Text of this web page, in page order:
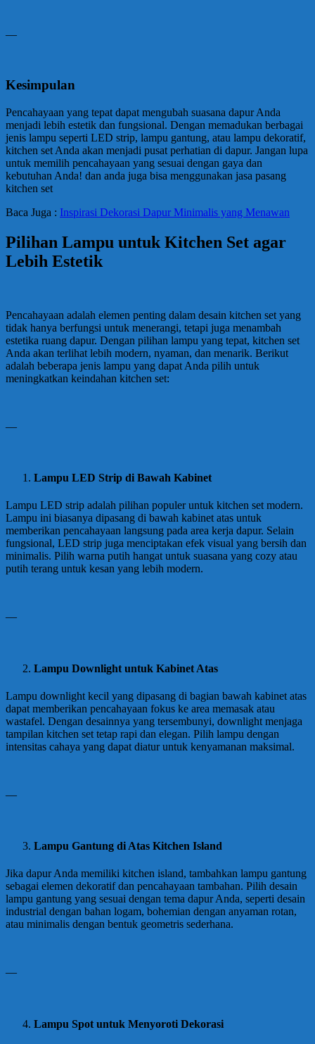
—
Kesimpulan
Pencahayaan yang tepat dapat mengubah suasana dapur Anda
menjadi lebih estetik dan fungsional. Dengan memadukan berbagai
jenis lampu seperti LED strip, lampu gantung, atau lampu dekoratif,
kitchen set Anda akan menjadi pusat perhatian di dapur. Jangan lupa
untuk memilih pencahayaan yang sesuai dengan gaya dan
kebutuhan Anda! dan anda juga bisa menggunakan jasa pasang
kitchen set
Baca Juga : Inspirasi Dekorasi Dapur Minimalis yang Menawan
Pilihan Lampu untuk Kitchen Set agar
Lebih Estetik
Pencahayaan adalah elemen penting dalam desain kitchen set yang
tidak hanya berfungsi untuk menerangi, tetapi juga menambah
estetika ruang dapur. Dengan pilihan lampu yang tepat, kitchen set
Anda akan terlihat lebih modern, nyaman, dan menarik. Berikut
adalah beberapa jenis lampu yang dapat Anda pilih untuk
meningkatkan keindahan kitchen set:
—
Lampu LED Strip di Bawah Kabinet
Lampu LED strip adalah pilihan populer untuk kitchen set modern.
Lampu ini biasanya dipasang di bawah kabinet atas untuk
memberikan pencahayaan langsung pada area kerja dapur. Selain
fungsional, LED strip juga menciptakan efek visual yang bersih dan
minimalis. Pilih warna putih hangat untuk suasana yang cozy atau
putih terang untuk kesan yang lebih modern.
—
Lampu Downlight untuk Kabinet Atas
Lampu downlight kecil yang dipasang di bagian bawah kabinet atas
dapat memberikan pencahayaan fokus ke area memasak atau
wastafel. Dengan desainnya yang tersembunyi, downlight menjaga
tampilan kitchen set tetap rapi dan elegan. Pilih lampu dengan
intensitas cahaya yang dapat diatur untuk kenyamanan maksimal.
—
Lampu Gantung di Atas Kitchen Island
Jika dapur Anda memiliki kitchen island, tambahkan lampu gantung
sebagai elemen dekoratif dan pencahayaan tambahan. Pilih desain
lampu gantung yang sesuai dengan tema dapur Anda, seperti desain
industrial dengan bahan logam, bohemian dengan anyaman rotan,
atau minimalis dengan bentuk geometris sederhana.
—
Lampu Spot untuk Menyoroti Dekorasi